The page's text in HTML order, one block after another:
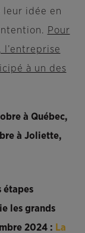
idée en
Pour
à un des
à Québec,
à Joliette,
étapes
les grands
2024 : La